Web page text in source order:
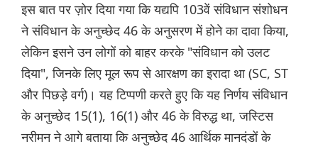
इस बात पर ज़ोर दिया गया कि यद्यपि 103वें संविधान संशोधन
ने संविधान के अनुच्छेद 46 के अनुसरण में होने का दावा किया,
लेकिन इसने उन लोगों को बाहर करके "संविधान को उलट
दिया", जिनके लिए मूल रूप से आरक्षण का इरादा था (SC, ST
और पिछड़े वर्ग)। यह टिप्पणी करते हुए कि यह निर्णय संविधान
के अनुच्छेद 15(1), 16(1) और 46 के विरुद्ध था, जस्टिस
नरीमन ने आगे बताया कि अनुच्छेद 46 आर्थिक मानदंडों के